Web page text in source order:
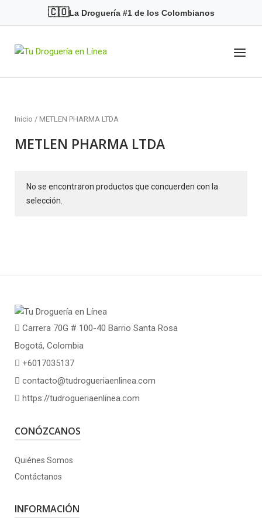
🇨🇴La Droguería #1 de los Colombianos
Home Menu
Inicio / METLEN PHARMA LTDA
METLEN PHARMA LTDA
No se encontraron productos que concuerden con la
selección.
Carrera 70G # 100-40 Barrio Santa Rosa
Bogotá, Colombia
+6017035137
contacto@tudrogueriaenlinea.com
https://tudrogueriaenlinea.com
CONÓZCANOS
Quiénes Somos
Contáctanos
INFORMACIÓN